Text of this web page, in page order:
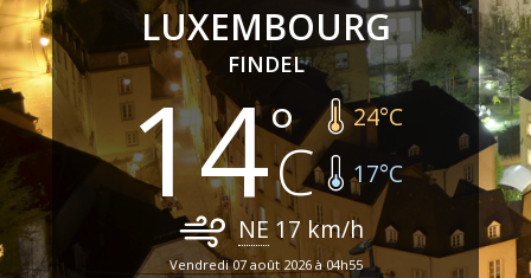
LUXEMBOURG
FINDEL
14 24°C
17°C
NE 17 km/h
Vendredi 07 août 2026 à 04h55